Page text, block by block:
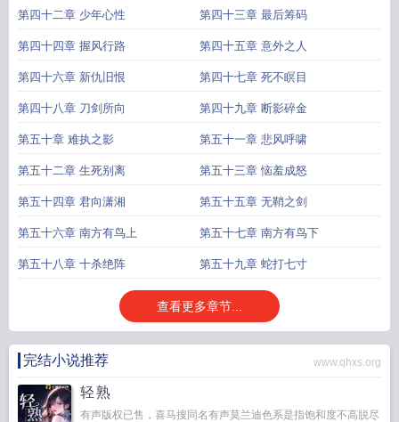
第四十二章 少年心性 第四十三章 最后筹码
第四十四章 握风行路 第四十五章 意外之人
第四十六章 新仇旧恨 第四十七章 死不瞑目
第四十八章 刀剑所向 第四十九章 断影碎金
第五十章 难执之影 第五十一章 悲风呼啸
第五十二章 生死别离 第五十三章 恼羞成怒
第五十四章 君向潇湘 第五十五章 无鞘之剑
第五十六章 南方有鸟上 第五十七章 南方有鸟下
第五十八章 十杀绝阵 第五十九章 蛇打七寸
查看更多章节...
完结小说推荐 www.qhxs.org
轻熟
有声版权已售，喜马搜同名有声莫兰迪色系是指饱和度不高脱尽